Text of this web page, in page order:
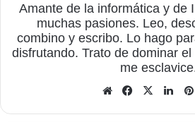
Amante de la informática y de
muchas pasiones. Leo,
combino y escribo. Lo hago
disfrutando. Trato de dominar
me
Sitio
Facebook
X